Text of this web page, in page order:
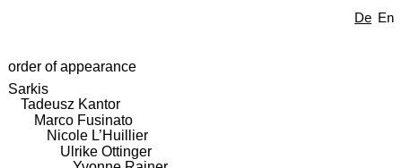
De En
order of appearance
Sarkis
Tadeusz Kantor
Marco Fusinato
Nicole L’Huillier
Ulrike Ottinger